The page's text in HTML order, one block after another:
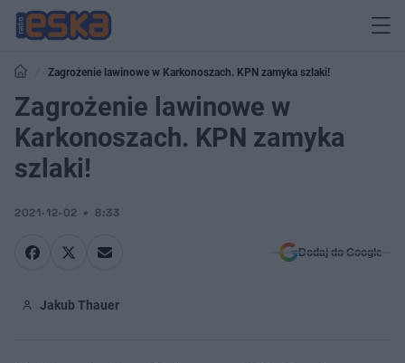
Zagrożenie lawinowe w Karkonoszach. KPN zamyka szlaki!
Zagrożenie lawinowe w
Karkonoszach. KPN zamyka
szlaki!
2021-12-02 8:33
Dodaj do Google
Jakub Thauer